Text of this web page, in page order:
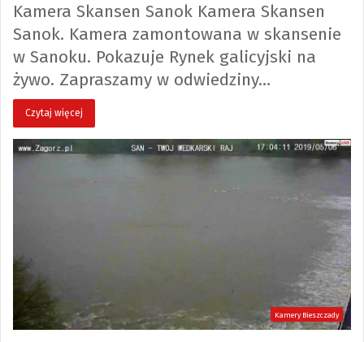
Kamera Skansen Sanok Kamera Skansen
Sanok. Kamera zamontowana w skansenie
w Sanoku. Pokazuje Rynek galicyjski na
żywo. Zapraszamy w odwiedziny…
Czytaj więcej
Kamery Bieszczady